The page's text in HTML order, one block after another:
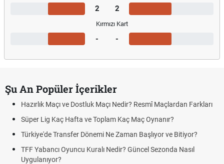
2 2
Kırmızı Kart
- -
Şu An Popüler İçerikler
Hazırlık Maçı ve Dostluk Maçı Nedir? Resmî Maçlardan Farkları
Süper Lig Kaç Hafta ve Toplam Kaç Maç Oynanır?
Türkiye'de Transfer Dönemi Ne Zaman Başlıyor ve Bitiyor?
TFF Yabancı Oyuncu Kuralı Nedir? Güncel Sezonda Nasıl
Uygulanıyor?